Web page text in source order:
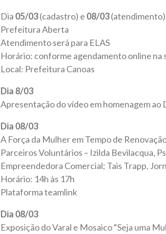
Dia 05/03(cadastro) e 08/03(atendimento)
Prefeitura Aberta
Atendimento será para ELAS
Horário: conforme agendamento online na
Local: Prefeitura Canoas
Dia 8/03
Apresentação do vídeo em homenagem ao
Dia 08/03
A Força da Mulher em Tempo de
Parceiros Voluntários – Izilda Bevilacqua,
Empreendedora Comercial; Tais Trapp,
Horário: 14h às 17h
Plataforma teamlink
Dia 08/03
Exposição do Varal e Mosaico “Seja uma